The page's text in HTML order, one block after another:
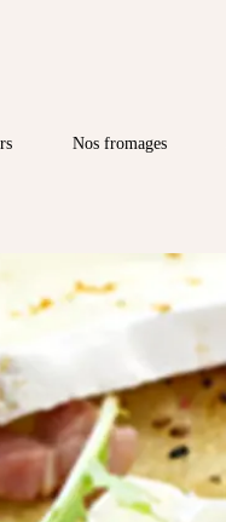
Nos fromages